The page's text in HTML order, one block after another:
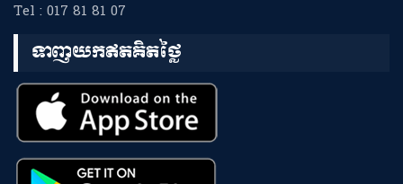
Tel : 017 81 81 07
ទាញយកឥតគិតថ្លៃ